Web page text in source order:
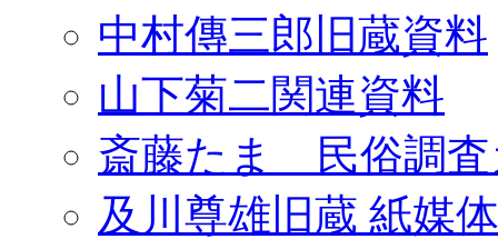
中村傳三郎旧蔵資料
山下菊二関連資料
斎藤たま 民俗調査
及川尊雄旧蔵 紙媒